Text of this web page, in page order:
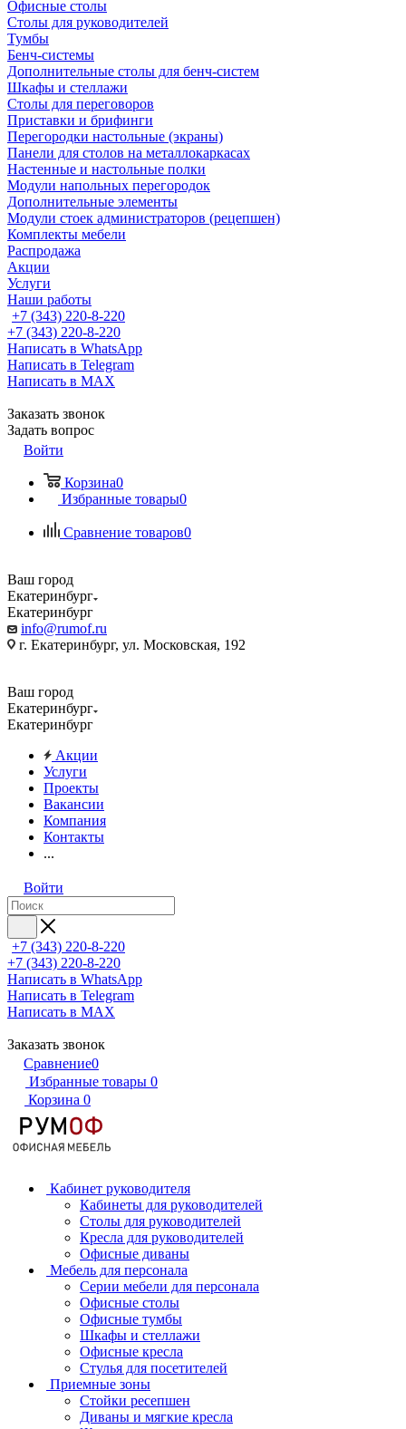
Офисные столы
Столы для руководителей
Тумбы
Бенч-системы
Дополнительные столы для бенч-систем
Шкафы и стеллажи
Столы для переговоров
Приставки и брифинги
Перегородки настольные (экраны)
Панели для столов на металлокаркасах
Настенные и настольные полки
Модули напольных перегородок
Дополнительные элементы
Модули стоек администраторов (рецепшен)
Комплекты мебели
Распродажа
Акции
Услуги
Наши работы
+7 (343) 220-8-220
+7 (343) 220-8-220
Написать в WhatsApp
Написать в Telegram
Написать в MAX
Заказать звонок
Задать вопрос
Войти
Корзина0
Избранные товары0
Сравнение товаров0
Ваш город
Екатеринбург
Екатеринбург
info@rumof.ru
г. Екатеринбург, ул. Московская, 192
Ваш город
Екатеринбург
Екатеринбург
Акции
Услуги
Проекты
Вакансии
Компания
Контакты
...
Войти
+7 (343) 220-8-220
+7 (343) 220-8-220
Написать в WhatsApp
Написать в Telegram
Написать в MAX
Заказать звонок
Сравнение0
Избранные товары 0
Корзина 0
Кабинет руководителя
Кабинеты для руководителей
Столы для руководителей
Кресла для руководителей
Офисные диваны
Мебель для персонала
Серии мебели для персонала
Офисные столы
Офисные тумбы
Шкафы и стеллажи
Офисные кресла
Стулья для посетителей
Приемные зоны
Стойки ресепшен
Диваны и мягкие кресла